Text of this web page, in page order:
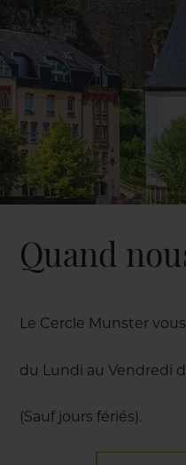
Quand
Le Cercle Munster
du Lundi au Vendredi
(Sauf jours fériés).